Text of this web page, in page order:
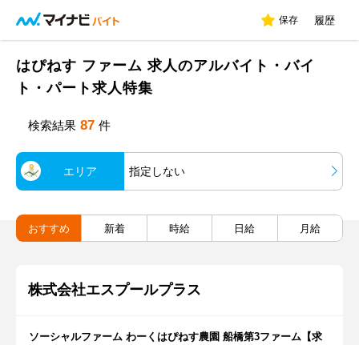
保存 履歴
はぴねす ファーム 求人のアルバイト・バイ
ト・パート求人特集
検索結果 87 件
エリア 指定しない
おすすめ 新着 時給 日給 月給
株式会社エスプールプラス
ソーシャルファーム わーくはぴねす農園 船橋第3ファーム【求